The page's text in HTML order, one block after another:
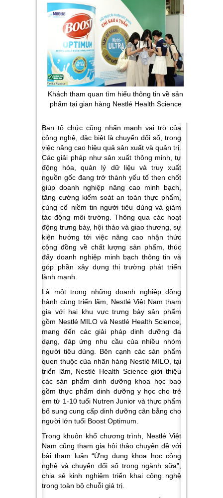
Khách tham quan tìm hiểu thông tin về sản
phẩm tại gian hàng Nestlé Health Science
Ban tổ chức cũng nhấn mạnh vai trò của
công nghệ, đặc biệt là chuyển đổi số, trong
việc nâng cao hiệu quả sản xuất và quản trị.
Các giải pháp như sản xuất thông minh, tự
động hóa, quản lý dữ liệu và truy xuất
nguồn gốc đang trở thành yếu tố then chốt
giúp doanh nghiệp nâng cao minh bạch,
tăng cường kiểm soát an toàn thực phẩm,
củng cố niềm tin người tiêu dùng và giảm
tác động môi trường. Thông qua các hoạt
động trưng bày, hội thảo và giao thương, sự
kiện hướng tới việc nâng cao nhận thức
cộng đồng về chất lượng sản phẩm, thúc
đẩy doanh nghiệp minh bạch thông tin và
góp phần xây dựng thị trường phát triển
lành mạnh.
Là một trong những doanh nghiệp đồng
hành cùng triển lãm, Nestlé Việt Nam tham
gia với hai khu vực trưng bày sản phẩm
gồm Nestlé MILO và Nestlé Health Science,
mang đến các giải pháp dinh dưỡng đa
dạng, đáp ứng nhu cầu của nhiều nhóm
người tiêu dùng. Bên cạnh các sản phẩm
quen thuộc của nhãn hàng Nestlé MILO, tại
triển lãm, Nestlé Health Science giới thiệu
các sản phẩm dinh dưỡng khoa học bao
gồm thực phẩm dinh dưỡng y học cho trẻ
em từ 1-10 tuổi Nutren Junior và thực phẩm
bổ sung cung cấp dinh dưỡng cân bằng cho
người lớn tuổi Boost Optimum.
Trong khuôn khổ chương trình, Nestlé Việt
Nam cũng tham gia hội thảo chuyên đề với
bài tham luận “Ứng dụng khoa học công
nghệ và chuyển đổi số trong ngành sữa”,
chia sẻ kinh nghiệm triển khai công nghệ
trong toàn bộ chuỗi giá trị.